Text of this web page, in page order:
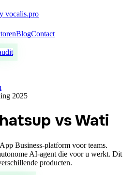
vocalis.pro
BlogContact
2025
vs Wati
Business-platform voor teams.
AI-agent die voor u werkt. Dit
producten.